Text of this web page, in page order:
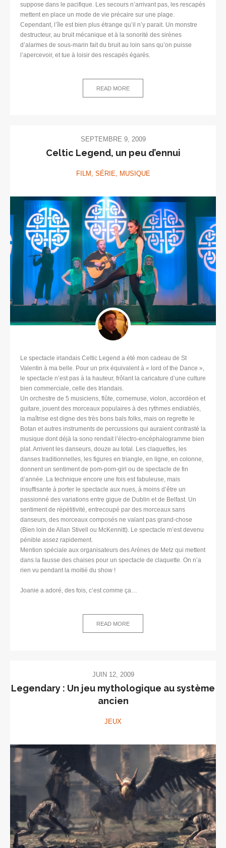
suppose dans le pacifique. Les secours n’arrivant pas, les rescapés
mettent en place un mode de vie précaire sur une plage.
Cependant, l’île est bien plus étrange qu’il n’y parait. Un monstre
destructeur, au bruit mécanique et à la sonorité des sirènes
d’alarmes de sous-marin fait du bruit au loin sans qu’on puisse
l’apercevoir, et tue à loisir des rescapés égarés.
READ MORE
SEPTEMBRE 9, 2009
Celtic Legend, un peu d’ennui
FILM, SÉRIE, MUSIQUE
Le spectacle irlandais Celtic Legend a été mon cadeau de St
Valentin à ma belle. Pour un prix équivalent à « lord of the Dance »,
le spectacle n’est pas à la hauteur, frôlant la caricature d’une culture
bien commerciale, celle des Irlandais.
Un orchestre de 5 musiciens, flûte, cornemuse, violon, accordéon et
guitare, jouent des morceaux populaires à des rythmes endiablés,
la maîtrise est digne des très bons bals folks, mais on regrette le
Botan et autres instruments de percussions qui auraient contrasté la
musique dont déjà la sono rendait l’électro-encéphalogramme bien
plat. Arrivent les danseurs, douze au total. Les claquettes, les
danses traditionnelles, les figures en triangle, en ligne, en colonne,
donnent un sentiment de pom-pom-girl ou de spectacle de fin
d’année. La technique encore une fois est fabuleuse, mais
insuffisante à porter le spectacle aux nues, à moins d’être un
passionné des variations entre gigue de Dublin et de Belfast. Un
sentiment de répétitivité, entrecoupé par des morceaux sans
danseurs, des morceaux composés ne valant pas grand-chose
(Bien loin de Allan Stivell ou McKennitt). Le spectacle m’est devenu
pénible assez rapidement.
Mention spéciale aux organisateurs des Arènes de Metz qui mettent
dans la fausse des chaises pour un spectacle de claquette. On n’a
rien vu pendant la moitié du show !
Joanie a adoré, des fois, c’est comme ça…
READ MORE
JUIN 12, 2009
Legendary : Un jeu mythologique au système
ancien
JEUX